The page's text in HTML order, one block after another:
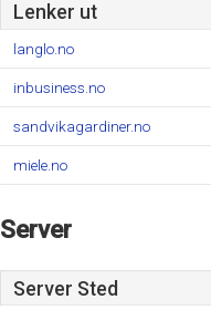
Lenker ut
langlo.no
inbusiness.no
sandvikagardiner.no
miele.no
Server
Server Sted